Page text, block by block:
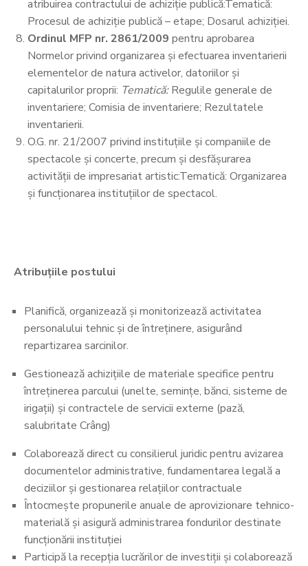
atribuirea contractului de achiziție publică:Tematică:
Procesul de achiziție publică – etape; Dosarul achiziției.
Ordinul MFP nr. 2861/2009 pentru aprobarea
Normelor privind organizarea și efectuarea inventarierii
elementelor de natura activelor, datoriilor și
capitalurilor proprii: Tematică:Regulile generale de
inventariere; Comisia de inventariere; Rezultatele
inventarierii.
O.G. nr. 21/2007 privind instituțiile și companiile de
spectacole și concerte, precum și desfășurarea
activității de impresariat artistic:Tematică: Organizarea
și funcționarea instituțiilor de spectacol.
Atribuțiile postului
Planifică, organizează și monitorizează activitatea
personalului tehnic și de întreținere, asigurând
repartizarea sarcinilor.
Gestionează achizițiile de materiale specifice pentru
întreținerea parcului (unelte, semințe, bănci, sisteme de
irigații) și contractele de servicii externe (pază,
salubritate Crâng)
Colaborează direct cu consilierul juridic pentru avizarea
documentelor administrative, fundamentarea legală a
deciziilor și gestionarea relațiilor contractuale
Întocmește propunerile anuale de aprovizionare tehnico-
materială și asigură administrarea fondurilor destinate
funcționării instituției
Participă la recepția lucrărilor de investiții și colaborează